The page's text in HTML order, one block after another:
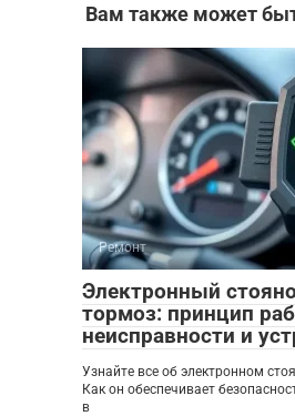
Вам также может
Ремонт
Электронный
тормоз: принцип
неисправности и
Узнайте все об электронном
Как он обеспечивает
в